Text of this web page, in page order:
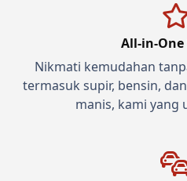
All-in-One
Nikmati kemudahan
termasuk supir, bensin,
manis, kami yang